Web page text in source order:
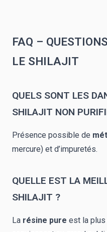
FAQ –
LE SHILAJIT
QUELS SONT LES
SHILAJIT NON
Présence possible de
mercure) et d’impuretés.
QUELLE EST LA
SHILAJIT ?
La résine pure est la plus